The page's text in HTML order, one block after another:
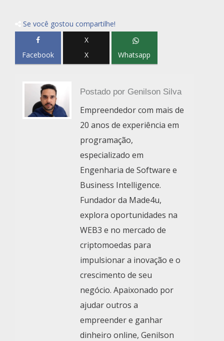
Se você gostou compartilhe!
Facebook
X
X
Whatsapp
Postado por Genilson Silva
Empreendedor com mais de
20 anos de experiência em
programação,
especializado em
Engenharia de Software e
Business Intelligence.
Fundador da Made4u,
explora oportunidades na
WEB3 e no mercado de
criptomoedas para
impulsionar a inovação e o
crescimento de seu
negócio. Apaixonado por
ajudar outros a
empreender e ganhar
dinheiro online, Genilson